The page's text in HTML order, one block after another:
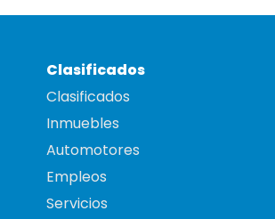
Clasificados
Clasificados
Inmuebles
Automotores
Empleos
Servicios